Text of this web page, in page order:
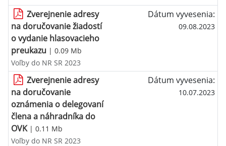
Zverejnenie adresy
na doručovanie žiadostí
o vydanie hlasovacieho
preukazu | 0.09 Mb
Dátum vyvesenia:
09.08.2023
Voľby do NR SR 2023
Zverejnenie adresy
na doručovanie
oznámenia o delegovaní
člena a náhradníka do
OVK| 0.11 Mb
Dátum vyvesenia:
10.07.2023
Voľby do NR SR 2023